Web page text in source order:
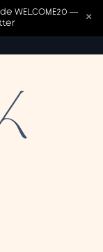
WELCOME20 —
×